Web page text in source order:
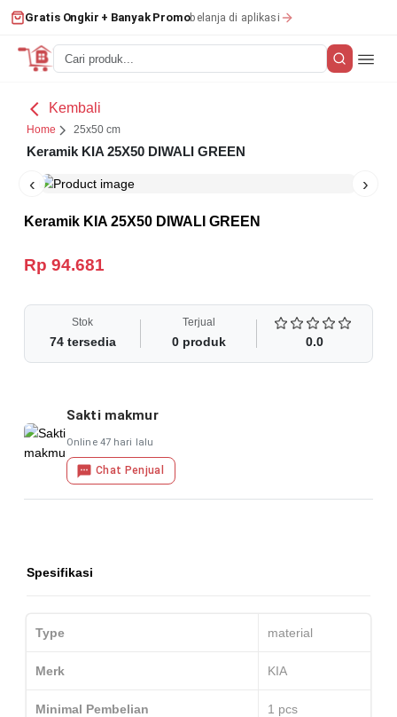
Gratis Ongkir + Banyak Promobelanja di aplikasi
Kembali
Home 25x50 cm
Keramik KIA 25X50 DIWALI GREEN
‹ ›
Keramik KIA 25X50 DIWALI GREEN
Rp 94.681
Stok
74tersedia
Terjual
0produk 0.0
Sakti makmur
Online 47 hari lalu
Chat Penjual
Spesifikasi
Type material
Merk KIA
Minimal Pembelian 1 pcs